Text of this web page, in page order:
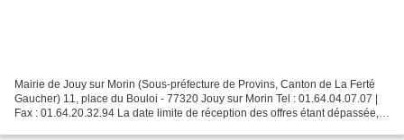
Mairie de Jouy sur Morin (Sous-préfecture de Provins, Canton de La Ferté
Gaucher) 11, place du Bouloi - 77320 Jouy sur Morin Tel : 01.64.04.07.07 |
Fax : 01.64.20.32.94 La date limite de réception des offres étant dépassée,